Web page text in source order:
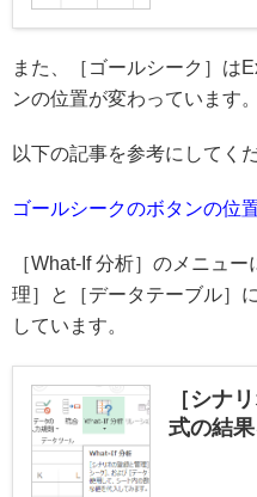
また、［ゴールシーク］は
ンの位置が変わっています。
以下の記事を参考にしてく
ゴールシークのボタンの位
［What-If 分析］のメニュ
理］と［データテーブル］
しています。
［シナ
式の結